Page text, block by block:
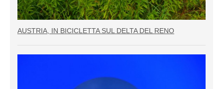
AUSTRIA, IN BICICLETTA SUL DELTA DEL RENO